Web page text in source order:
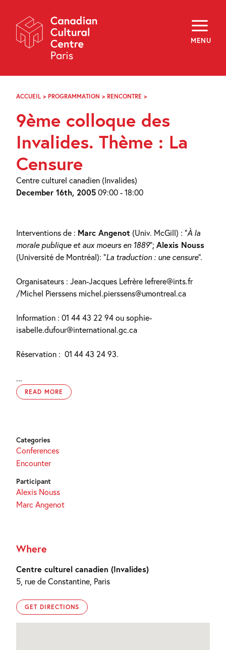
Navigation
MENU
About
Programming
Off-Site
Explore
Archives
f i
FR
ACCUEIL > PROGRAMMATION > RENCONTRE >
DES
INVALIDES.
:
LA
9ème colloque des
Invalides. Thème : La
Censure
Centre culturel canadien (Invalides)
December 16th, 200509:00 - 18:00
Interventions de : Marc Angenot (Univ. McGill) : “À la
morale publique et aux moeurs en 1889“; Alexis Nouss
(Université de Montréal): “La traduction : une censure“.
Organisateurs : Jean-Jacques Lefrère lefrere@ints.fr
/Michel Pierssens michel.pierssens@umontreal.ca
Information : 01 44 43 22 94 ou sophie-
isabelle.dufour@international.gc.ca
Réservation : 01 44 43 24 93.
...
READ MORE
Categories
Conferences
Encounter
Participant
Alexis Nouss
Marc Angenot
Where
Centre culturel canadien (Invalides)
5, rue de Constantine, Paris
GET DIRECTIONS